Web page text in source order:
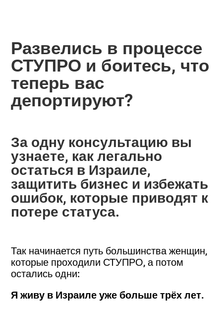
Развелись в процессе
СТУПРО и боитесь, что
теперь вас
депортируют?
За одну консультацию вы
узнаете, как легально
остаться в Израиле,
защитить бизнес и избежать
ошибок, которые приводят к
потере статуса.
Так начинается путь большинства женщин,
которые проходили СТУПРО, а потом
остались одни:
Я живу в Израиле уже больше трёх лет.